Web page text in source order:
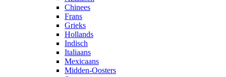
Chinees
Frans
Grieks
Hollands
Indisch
Italiaans
Mexicaans
Midden-Oosters